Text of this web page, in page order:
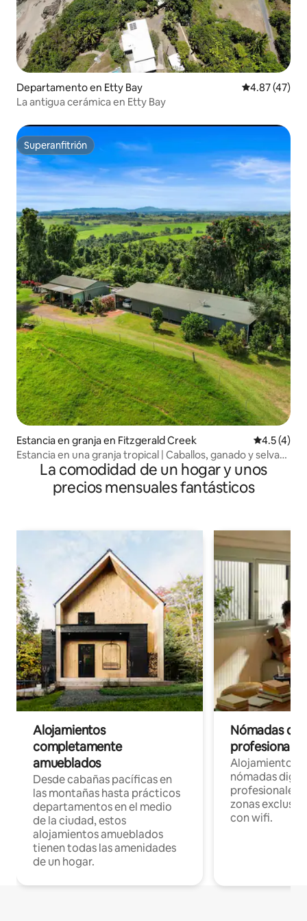
Departamento en Etty Bay Calificación
4.87 (47)
La antigua cerámica en Etty Bay
Superanfitrión
Superanfitrión
Estancia en granja en Fitzgerald Creek
4.5 (4)
Estancia en una granja tropical | Caballos, ganado y selva
tropicalLa comodidad de un hogar y unos
precios mensuales fantásticos
Alojamientos
completamente
amueblados
Desde cabañas pacíficas en
las montañas hasta prácticos
departamentos en el medio
de la ciudad, estos
alojamientos amueblados
tienen todas las amenidades
de un hogar.
Nómadas
Alojamientos
nómadas
profesionales
zonas
con wifi.